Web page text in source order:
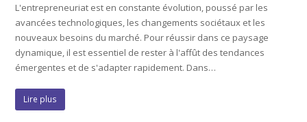
L'entrepreneuriat est en constante évolution, poussé par les
avancées technologiques, les changements sociétaux et les
nouveaux besoins du marché. Pour réussir dans ce paysage
dynamique, il est essentiel de rester à l'affût des tendances
émergentes et de s'adapter rapidement. Dans…
Lire plus